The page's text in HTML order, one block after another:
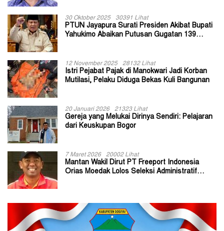
30 Oktober 2025 30391 Lihat
PTUN Jayapura Surati Presiden Akibat Bupati
Yahukimo Abaikan Putusan Gugatan 139
12 November 2025 28132 Lihat
Istri Pejabat Pajak di Manokwari Jadi Korban
Mutilasi, Pelaku Diduga Bekas Kuli Bangunan
20 Januari 2026 21323 Lihat
Gereja yang Melukai Dirinya Sendiri: Pelajaran
dari Keuskupan Bogor
7 Maret 2026 20002 Lihat
Mantan Wakil Dirut PT Freeport Indonesia
Orias Moedak Lolos Seleksi Administratif